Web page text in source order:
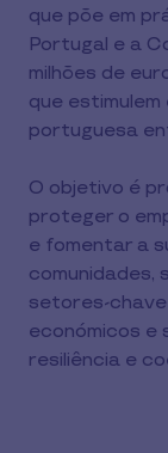
que põe em
Portugal e a
milhões de
que
portuguesa
O objetivo é
proteger o
e fomentar a
comunidades,
setores-
económicos e
resiliência e